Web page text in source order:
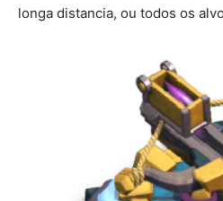
longa distancia, ou todos os